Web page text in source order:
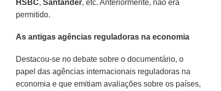
HSBC,Santander, etc. Anteriormente, não era
permitido.
As antigas agências reguladoras na economia
Destacou-se no debate sobre o documentário, o
papel das agências internacionais reguladoras na
economia e que emitiam avaliações sobre os países,